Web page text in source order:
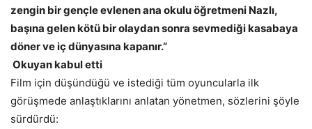
zengin bir gençle evlenen ana okulu öğretmeni Nazlı,
başına gelen kötü bir olaydan sonra sevmediği kasabaya
döner ve iç dünyasına kapanır.”
Okuyan kabul etti
Film için düşündüğü ve istediği tüm oyuncularla ilk
görüşmede anlaştıklarını anlatan yönetmen, sözlerini şöyle
sürdürdü: